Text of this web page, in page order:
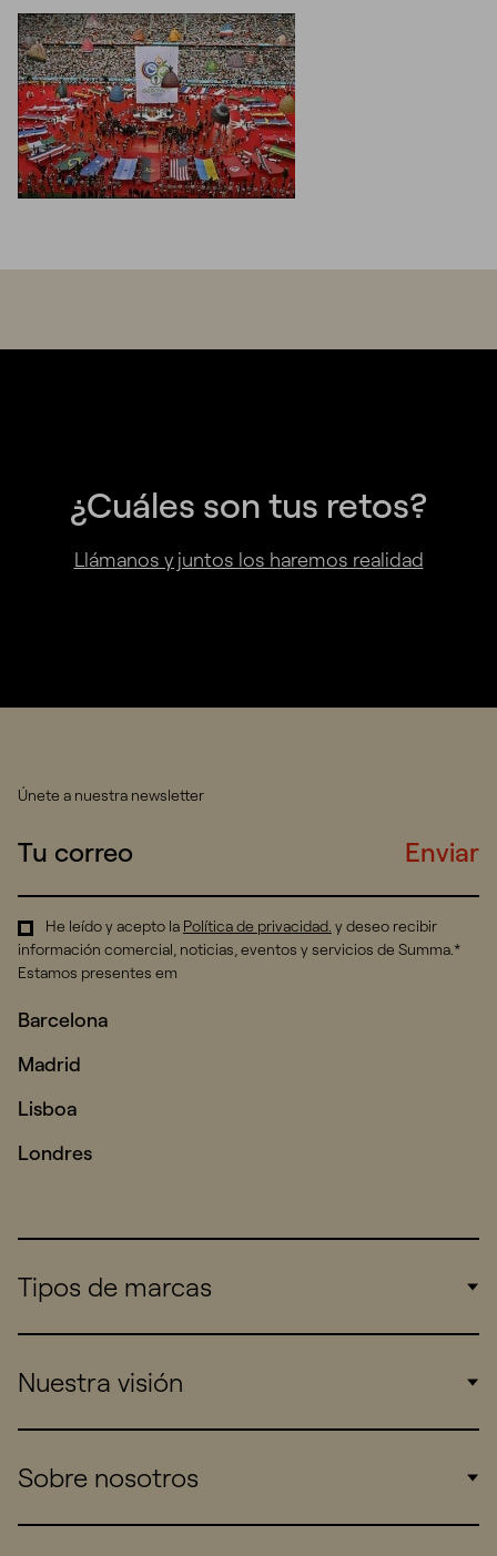
¿Cuáles son tus retos?
Llámanos y juntos los haremos realidad
Únete a nuestra newsletter
Enviar
He leído y acepto la Política de privacidad. y deseo recibir
información comercial, noticias, eventos y servicios de Summa.*
Estamos presentes em
Barcelona
Madrid
Lisboa
Londres
Tipos de marcas
Consumers
Startups
Nuestra visión
Work
Sobre nosotros